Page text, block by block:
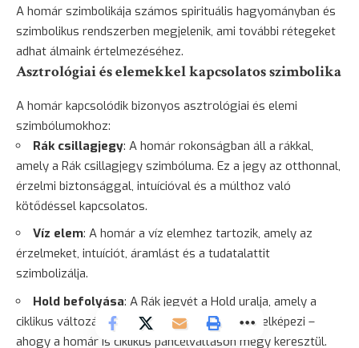
A homár szimbolikája számos spirituális hagyományban és
szimbolikus rendszerben megjelenik, ami további rétegeket
adhat álmaink értelmezéséhez.
Asztrológiai és elemekkel kapcsolatos szimbolika
A homár kapcsolódik bizonyos asztrológiai és elemi
szimbólumokhoz:
Rák csillagjegy: A homár rokonságban áll a rákkal,
amely a Rák csillagjegy szimbóluma. Ez a jegy az otthonnal,
érzelmi biztonsággal, intuícióval és a múlthoz való
kötődéssel kapcsolatos.
Víz elem: A homár a víz elemhez tartozik, amely az
érzelmeket, intuíciót, áramlást és a tudatalattit
szimbolizálja.
Hold befolyása: A Rák jegyét a Hold uralja, amely a
ciklikus változásokat, érzelmi hullámzásokat jelképezi –
ahogy a homár is ciklikus páncélváltáson megy keresztül.